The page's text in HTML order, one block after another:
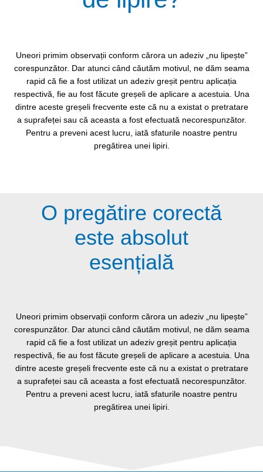
Uneori primim observații conform cărora un adeziv „nu lipește”
corespunzător. Dar atunci când căutăm motivul, ne dăm seama
rapid că fie a fost utilizat un adeziv greșit pentru aplicația
respectivă, fie au fost făcute greșeli de aplicare a acestuia. Una
dintre aceste greșeli frecvente este că nu a existat o pretratare
a suprafeței sau că aceasta a fost efectuată necorespunzător.
Pentru a preveni acest lucru, iată sfaturile noastre pentru
pregătirea unei lipiri.
O pregătire corectă
este absolut
esențială
Uneori primim observații conform cărora un adeziv „nu lipește”
corespunzător. Dar atunci când căutăm motivul, ne dăm seama
rapid că fie a fost utilizat un adeziv greșit pentru aplicația
respectivă, fie au fost făcute greșeli de aplicare a acestuia. Una
dintre aceste greșeli frecvente este că nu a existat o pretratare
a suprafeței sau că aceasta a fost efectuată necorespunzător.
Pentru a preveni acest lucru, iată sfaturile noastre pentru
pregătirea unei lipiri.